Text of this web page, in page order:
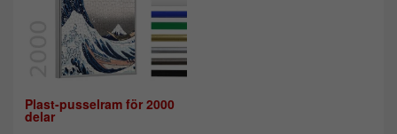
Plast-pusselram för 2000
delar